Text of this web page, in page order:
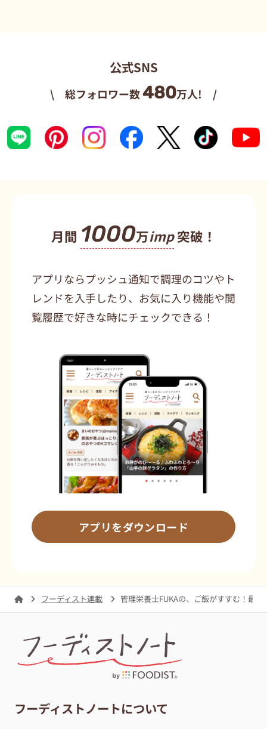
公式SNS
\ 総フォロワー数480万人! /
月間 1000万imp突破！
アプリならプッシュ通知で調理のコツやト
レンドを入手したり、お気に入り機能や閲
覧履歴で好きな時にチェックできる！
アプリをダウンロード
フーディスト連載 管理栄養士FUKAの、ご飯がすすむ！最強
フーディストノートについて